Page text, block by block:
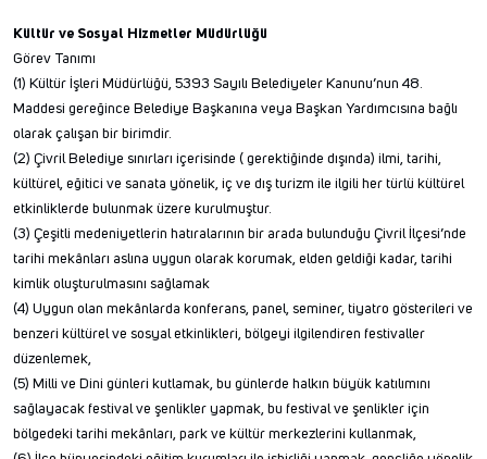
Kültür ve Sosyal Hizmetler Müdürlüğü
Görev Tanımı
(1) Kültür İşleri Müdürlüğü, 5393 Sayılı Belediyeler Kanunu’nun 48.
Maddesi gereğince Belediye Başkanına veya Başkan Yardımcısına bağlı
olarak çalışan bir birimdir.
(2) Çivril Belediye sınırları içerisinde ( gerektiğinde dışında) ilmi, tarihi,
kültürel, eğitici ve sanata yönelik, iç ve dış turizm ile ilgili her türlü kültürel
etkinliklerde bulunmak üzere kurulmuştur.
(3) Çeşitli medeniyetlerin hatıralarının bir arada bulunduğu Çivril İlçesi’nde
tarihi mekânları aslına uygun olarak korumak, elden geldiği kadar, tarihi
kimlik oluşturulmasını sağlamak
(4) Uygun olan mekânlarda konferans, panel, seminer, tiyatro gösterileri ve
benzeri kültürel ve sosyal etkinlikleri, bölgeyi ilgilendiren festivaller
düzenlemek,
(5) Milli ve Dini günleri kutlamak, bu günlerde halkın büyük katılımını
sağlayacak festival ve şenlikler yapmak, bu festival ve şenlikler için
bölgedeki tarihi mekânları, park ve kültür merkezlerini kullanmak,